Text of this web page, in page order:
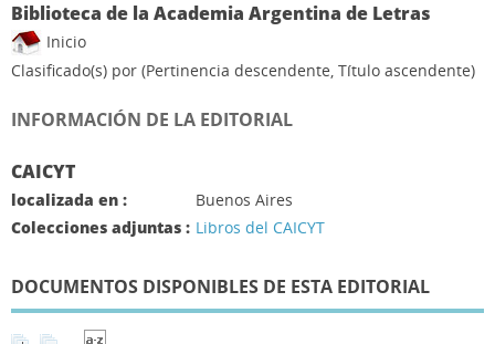
Biblioteca de la Academia Argentina de Letras
Inicio
Clasificado(s) por (Pertinencia descendente, Título ascendente)
INFORMACIÓN DE LA EDITORIAL
CAICYT
localizada en :
Buenos Aires
Colecciones adjuntas : Libros del CAICYT
DOCUMENTOS DISPONIBLES DE ESTA EDITORIAL